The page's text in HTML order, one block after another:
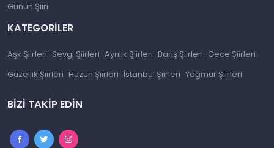
Günün Şiiri
KATEGORILER
Aşk Şiirleri Sevgi Şiirleri Ayrılık Şiirleri Barış Şiirleri Gece Şiirleri
Güzellik Şiirleri Hüzün Şiirleri İstanbul Şiirleri Yağmur Şiirleri
BIZI TAKIP EDIN